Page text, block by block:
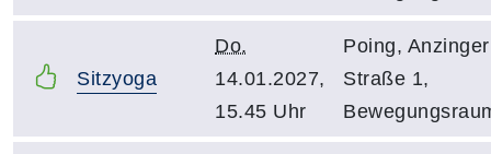
Sitzyoga
Do.
14.01.2027,
15.45 Uhr
Poing, Anzinger
Straße 1,